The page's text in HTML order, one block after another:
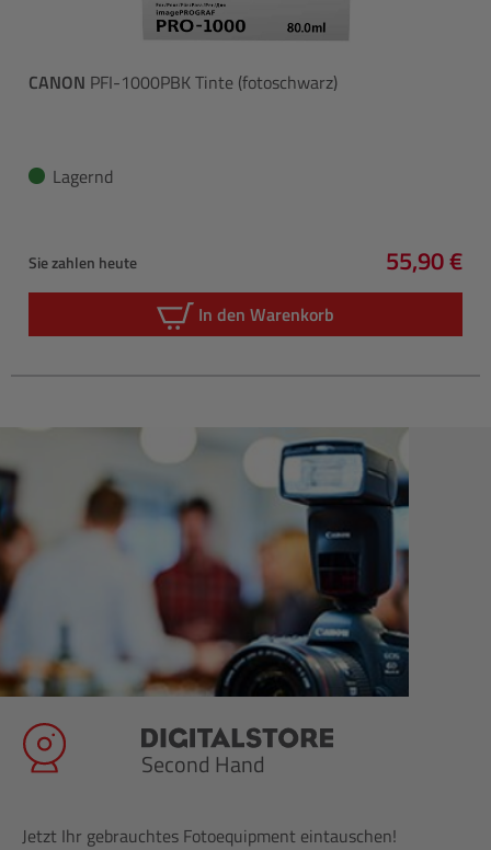
CANON PFI-1000PBK Tinte (fotoschwarz)
Lagernd
Sie zahlen heute 55,90 €
In den Warenkorb
Second Hand
Jetzt Ihr gebrauchtes Fotoequipment eintauschen!